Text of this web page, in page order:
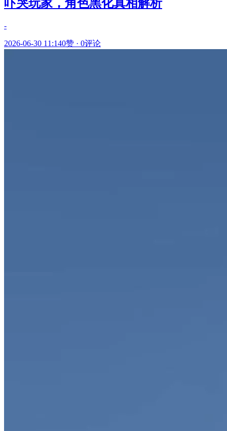
吓哭玩家，角色黑化真相解析
-
2026-06-30 11:140赞 · 0评论